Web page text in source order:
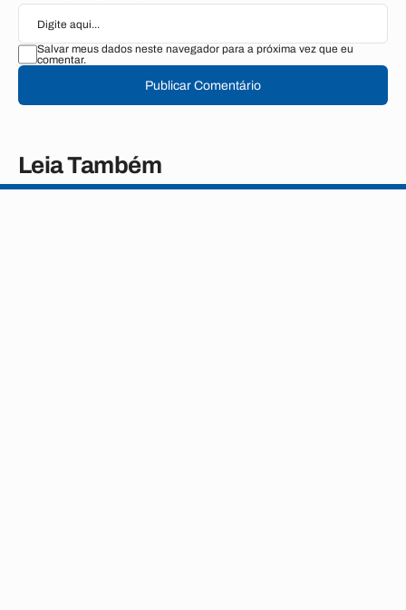
Salvar meus dados neste navegador para a próxima vez que eu
comentar.
Publicar Comentário
Leia Também